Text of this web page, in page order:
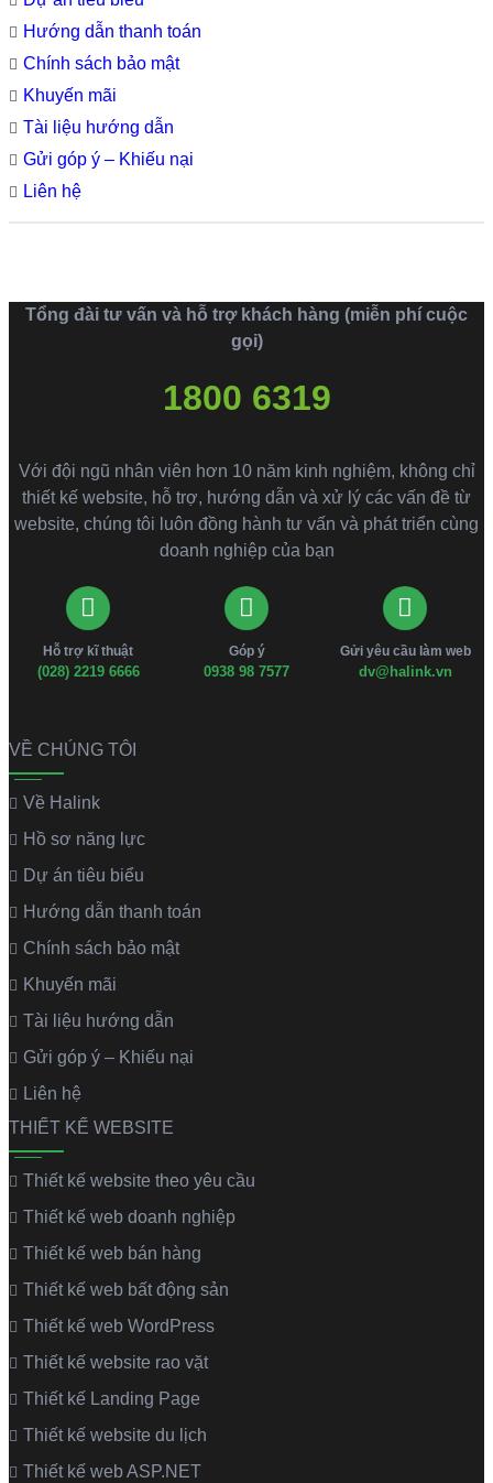
Hướng dẫn thanh toán
Chính sách bảo mật
Khuyến mãi
Tài liệu hướng dẫn
Gửi góp ý – Khiếu nại
Liên hệ
Tổng đài tư vấn và hỗ trợ khách hàng (miễn phí cuộc
gọi)
1800 6319
Với đội ngũ nhân viên hơn 10 năm kinh nghiệm, không chỉ
thiết kế website, hỗ trợ, hướng dẫn và xử lý các vấn đề từ
website, chúng tôi luôn đồng hành tư vấn và phát triển cùng
doanh nghiệp của bạn
Hỗ trợ kĩ thuật
(028) 2219 6666
Góp ý
0938 98 7577
Gửi yêu cầu làm web
dv@halink.vn
VỀ CHÚNG TÔI
Về Halink
Hồ sơ năng lực
Dự án tiêu biểu
Hướng dẫn thanh toán
Chính sách bảo mật
Khuyến mãi
Tài liệu hướng dẫn
Gửi góp ý – Khiếu nại
Liên hệ
THIẾT KẾ WEBSITE
Thiết kế website theo yêu cầu
Thiết kế web doanh nghiệp
Thiết kế web bán hàng
Thiết kế web bất động sản
Thiết kế web WordPress
Thiết kế website rao vặt
Thiết kế Landing Page
Thiết kế website du lịch
Thiết kế web ASP.NET